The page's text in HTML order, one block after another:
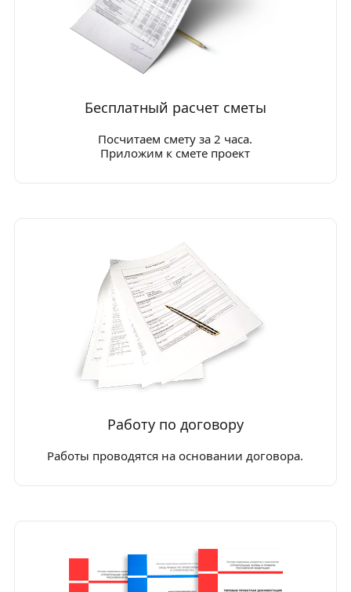
Бесплатный расчет сметы
Посчитаем смету за 2 часа.
Приложим к смете проект
Работу по договору
Работы проводятся на основании договора.